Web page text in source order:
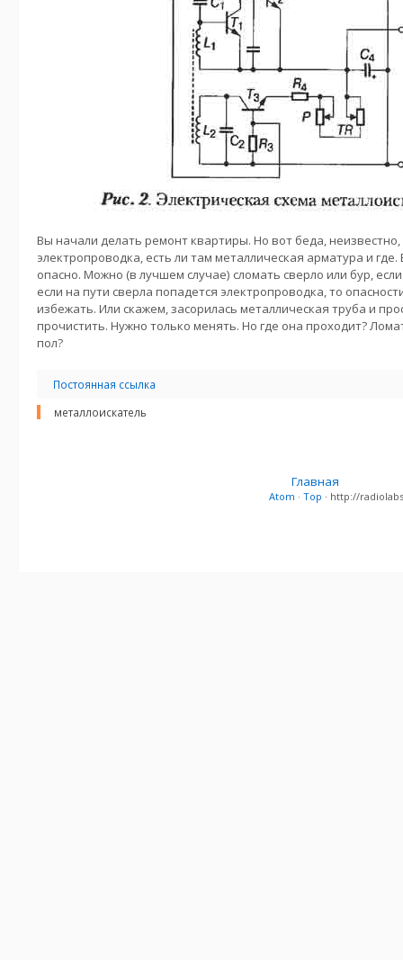
Вы начали делать ремонт квартиры. Но вот беда, неизвестно,
электропроводка, есть ли там металлическая арматура и где.
опасно. Можно (в лучшем случае) сломать сверло или бур,
если на пути сверла попадется электропроводка, то
избежать. Или скажем, засорилась металлическая труба и
прочистить. Нужно только менять. Но где она проходит?
пол?
Постоянная ссылка
металлоискатель
Главная
Atom · Top · http://